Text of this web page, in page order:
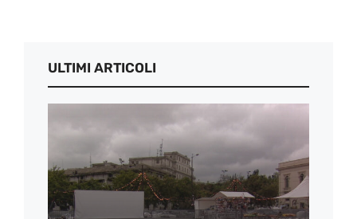
ULTIMI ARTICOLI